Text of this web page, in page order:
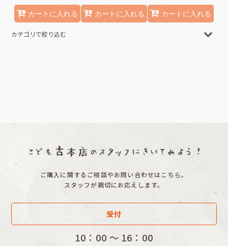
カートに入れる カートに入れる カートに入れる
カテゴリで絞り込む
とけい
ご購入に関するご相談やお問い合わせはこちら。
スタッフが親切にお応えします。
受付
10：00 〜 16：00